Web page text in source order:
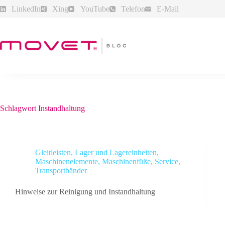
InhaltLinkedIn Xing YouTube Telefon E-Mail
Schlagwort Instandhaltung
Gleitleisten, Lager und Lagereinheiten,
Maschinenelemente, Maschinenfüße, Service,
Transportbänder
Hinweise zur Reinigung und Instandhaltung